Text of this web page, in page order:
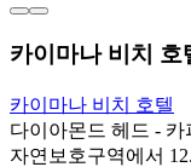
카이마나 비치 호
카이마나 비치 호텔
다이아몬드 헤드 - 카
자연보호구역에서